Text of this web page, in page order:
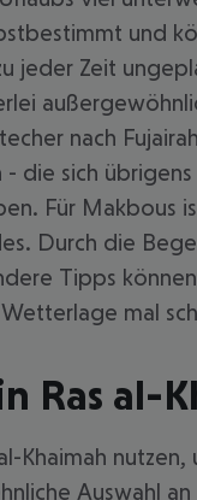
und
jeder Zeit
nach
die sich
Für Makbous
Durch die
Tipps
mal
Ras al-
Khaimah
Auswahl